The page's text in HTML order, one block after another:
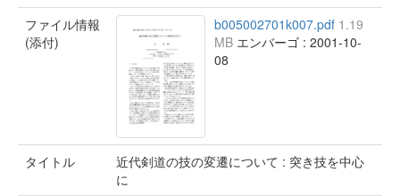
ファイル情報
(添付)
b005002701k007.pdf 1.19
MB エンバーゴ : 2001-10-
08
タイトル
近代剣道の技の変遷について : 突き技を中心
に